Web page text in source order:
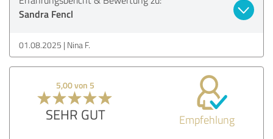
Sandra Fencl
01.08.2025 Nina F.
5,00 von 5
SEHR GUT Empfehlung